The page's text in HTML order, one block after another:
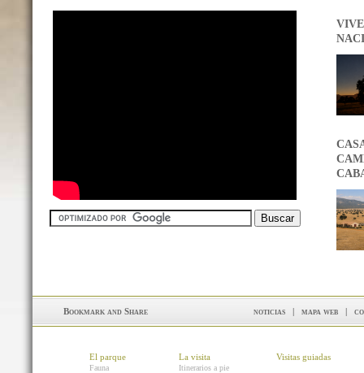
noticias | mapa web |
El parque
Fauna
La visita
Itinerarios a pie
Visitas guiadas